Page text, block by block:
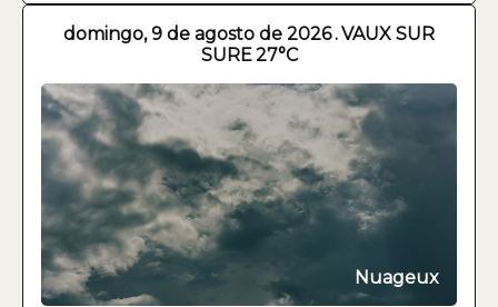
domingo, 9 de agosto de 2026 .VAUX SUR
SURE27°C
Nuageux